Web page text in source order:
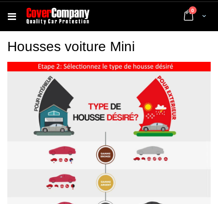
Cart
0 articles
Housses voiture Mini